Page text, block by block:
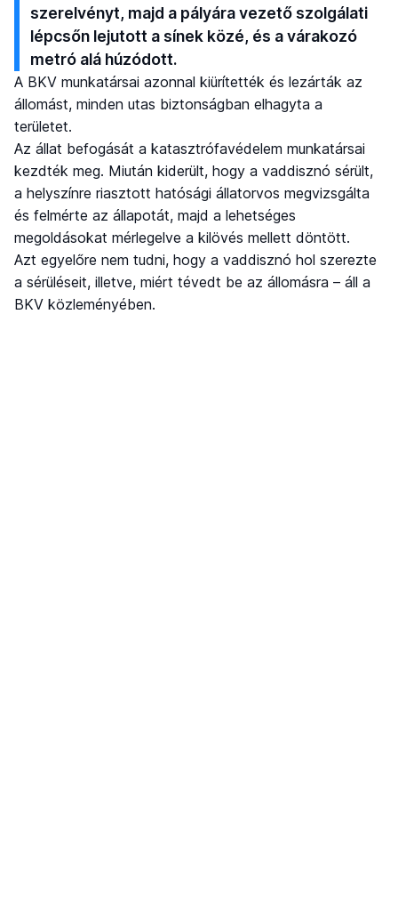
szerelvényt, majd a pályára vezető szolgálati
lépcsőn lejutott a sínek közé, és a várakozó
metró alá húzódott.
A BKV munkatársai azonnal kiürítették és lezárták az
állomást, minden utas biztonságban elhagyta a
területet.
Az állat befogását a katasztrófavédelem munkatársai
kezdték meg. Miután kiderült, hogy a vaddisznó sérült,
a helyszínre riasztott hatósági állatorvos megvizsgálta
és felmérte az állapotát, majd a lehetséges
megoldásokat mérlegelve a kilövés mellett döntött.
Azt egyelőre nem tudni, hogy a vaddisznó hol szerezte
a sérüléseit, illetve, miért tévedt be az állomásra – áll a
BKV közleményében.